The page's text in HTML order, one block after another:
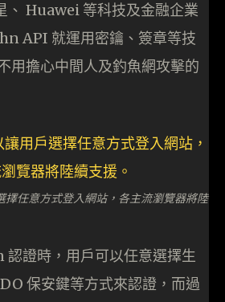
Huawei 等科技及金融企業
API 就運用密鑰、簽章等技
用擔心中間人及釣魚網攻擊的
擇任意方式登入網站，各主流瀏覽器將陸
證時，用戶可以任意選擇生
保安鍵等方式來認證，而過